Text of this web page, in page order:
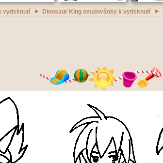
vytisknutí Dinosaur King omalovánky k vytisknutí